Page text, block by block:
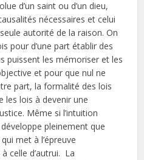
d’un saint ou d’un dieu,
nécessaires et celui
autorité de la raison. On
pour d’une part établir des
puissent les mémoriser et les
et pour que nul ne
part, la formalité des lois
les lois à devenir une
Même si l’intuition
pleinement que
met à l’épreuve
celle d’autrui. La